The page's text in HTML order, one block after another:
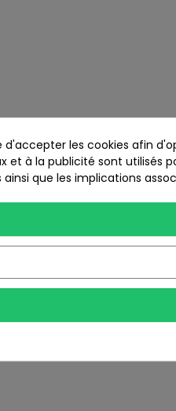
les cookies afin
et à la publicité sont utilisés
que les implications